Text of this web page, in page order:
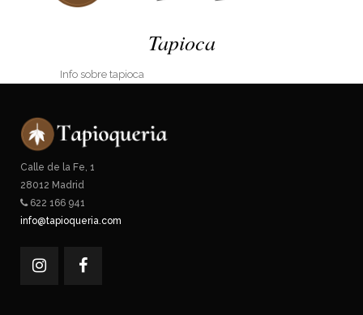
Tapioca
Info sobre tapioca
Calle de la Fe, 1
28012 Madrid
622 166 941
info@tapioqueria.com